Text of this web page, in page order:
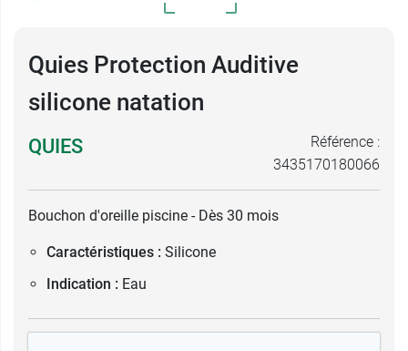
Quies Protection Auditive
silicone natation
QUIES
Référence :
3435170180066
Bouchon d'oreille piscine - Dès 30 mois
Caractéristiques : Silicone
Indication : Eau